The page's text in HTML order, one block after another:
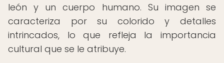
león y un cuerpo humano. Su imagen se
caracteriza por su colorido y detalles
intrincados, lo que refleja la importancia
cultural que se le atribuye.